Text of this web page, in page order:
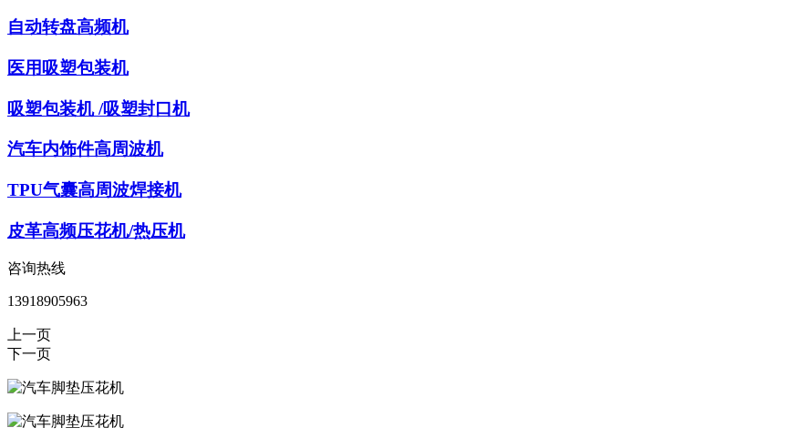
自动转盘高频机
医用吸塑包装机
吸塑包装机 /吸塑封口机
汽车内饰件高周波机
TPU气囊高周波焊接机
皮革高频压花机/热压机
咨询热线
13918905963
上一页
下一页